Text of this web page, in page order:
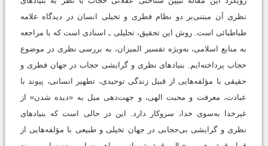
نظری آن مبتنی‌بر دو نظام فطری و تخیلی انسان در دیدگاه علامه
طباطبائی است. روش این تحقیق، تحلیلی ـ اسنادی است که با مراجعه
به منابع اسلامی، به‌ویژه تفسیر المیزان، به بررسی نظری در موضوع
حجاب پرداخته‌ایم. بنیادهای نظری و گرایشی حجاب در جهان فطری و
حقیقی با مؤلفه‌هایی از قبیل زندگی توحیدی، تطهیر انسانی، پیوند با
عبادت، معرفت و محبت الهی، و جهت‌دهی میل به «دیده شدن» از
غیرخدا به‌سوی خدا، سروکار دارد. این در حالی است که بنیادهای
نظری و گرایشی بی‌حجابی در جهان تخیلی و طبیعی با مؤلفه‌هایی از